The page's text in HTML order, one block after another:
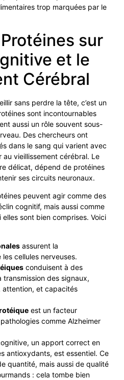
trop marquées par le
sur
et le
Cérébral
sans perdre la tête, c’est un
sont incontournables
aussi un rôle souvent sous-
Des chercheurs ont
dans le sang qui varient avec
au vieillissement cérébral. Le
délicat, dépend de protéines
ses circuits neuronaux.
peuvent agir comme des
cognitif, mais aussi comme
sont bien comprises. Voici
assurent la
cellules nerveuses.
conduisent à des
transmission des signaux,
attention, et capacités
est un facteur
comme Alzheimer
un apport correct en
antioxydants, est essentiel. Ce
quantité, mais aussi de qualité
: cela tombe bien